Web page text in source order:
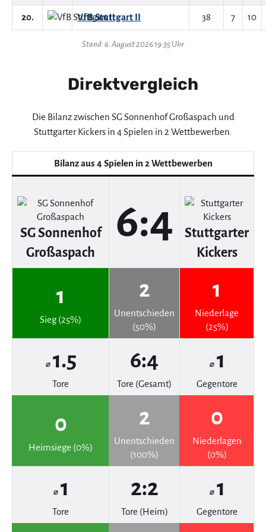
20. VfB Stuttgart II 38 7 10
Stand: 6. August 2026 19:35 Uhr
Direktvergleich
Die Bilanz zwischen SG Sonnenhof Großaspach und
Stuttgarter Kickers in 4 Spielen in 2 Wettbewerben.
Bilanz aus 4 Spielen in 2 Wettbewerben
SG Sonnenhof
Großaspach
6:4
Stuttgarter
Kickers
1
Sieg (25%)
2
Unentschieden
(50%)
1
Niederlage
(25%)
⌀ 1.5
Tore
6:4
Tore (Gesamt)
⌀ 1
Gegentore
0
Heimsiege (0%)
2
Unentschieden
(100%)
0
Niederlagen
(0%)
⌀ 1
Tore
2:2
Tore (Heim)
⌀ 1
Gegentore